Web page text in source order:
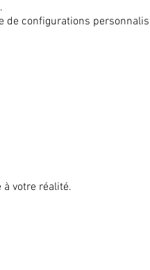
de configurations
à votre réalité.